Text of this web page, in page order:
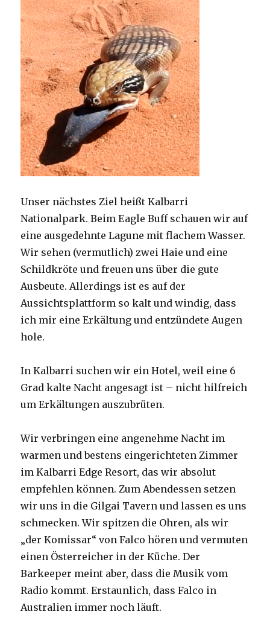
Unser nächstes Ziel heißt Kalbarri
Nationalpark. Beim Eagle Buff schauen wir auf
eine ausgedehnte Lagune mit flachem Wasser.
Wir sehen (vermutlich) zwei Haie und eine
Schildkröte und freuen uns über die gute
Ausbeute. Allerdings ist es auf der
Aussichtsplattform so kalt und windig, dass
ich mir eine Erkältung und entzündete Augen
hole.
In Kalbarri suchen wir ein Hotel, weil eine 6
Grad kalte Nacht angesagt ist – nicht hilfreich
um Erkältungen auszubrüten.
Wir verbringen eine angenehme Nacht im
warmen und bestens eingerichteten Zimmer
im Kalbarri Edge Resort, das wir absolut
empfehlen können. Zum Abendessen setzen
wir uns in die Gilgai Tavern und lassen es uns
schmecken. Wir spitzen die Ohren, als wir
„der Komissar“ von Falco hören und vermuten
einen Österreicher in der Küche. Der
Barkeeper meint aber, dass die Musik vom
Radio kommt. Erstaunlich, dass Falco in
Australien immer noch läuft.